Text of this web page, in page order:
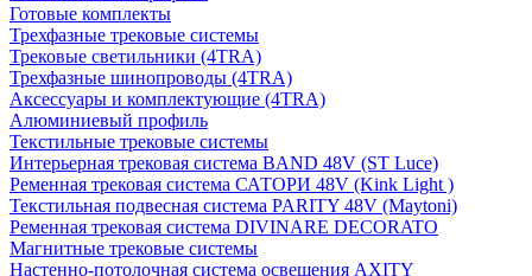
Готовые комплекты
Трехфазные трековые системы
Трековые светильники (4TRA)
Трехфазные шинопроводы (4TRA)
Аксессуары и комплектующие (4TRA)
Алюминиевый профиль
Текстильные трековые системы
Интерьерная трековая система BAND 48V (ST Luce)
Ременная трековая система САТОРИ 48V (Kink Light )
Текстильная подвесная система PARITY 48V (Maytoni)
Ременная трековая система DIVINARE DECORATO
Магнитные трековые системы
Настенно-потолочная система освещения AXITY